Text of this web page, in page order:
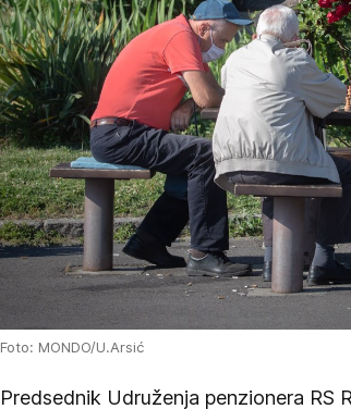
Foto: MONDO/U.Arsić
Predsednik Udruženja penzionera RS